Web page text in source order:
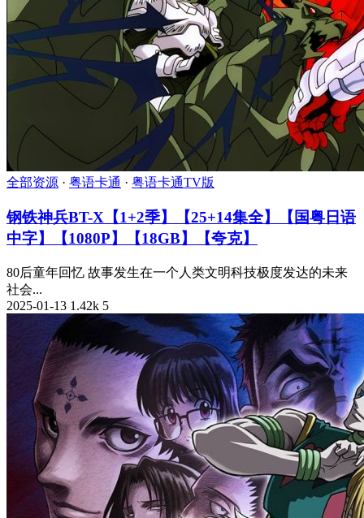
全部资源 · 粤语卡通 · 粤语卡通TV版
钢铁神兵BT-X【1+2季】【25+14集全】【国粤日语
中字】【1080P】【18GB】【夸克】
80后童年回忆 故事发生在一个人类文明科技极度发达的未来
社会...
2025-01-13 1.42k 5